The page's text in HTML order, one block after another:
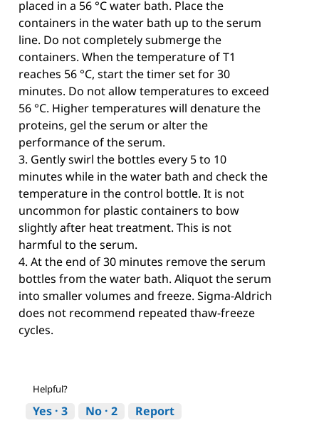
placed in a 56 °C water bath. Place the
containers in the water bath up to the serum
line. Do not completely submerge the
containers. When the temperature of T1
reaches 56 °C, start the timer set for 30
minutes. Do not allow temperatures to exceed
56 °C. Higher temperatures will denature the
proteins, gel the serum or alter the
performance of the serum.
3. Gently swirl the bottles every 5 to 10
minutes while in the water bath and check the
temperature in the control bottle. It is not
uncommon for plastic containers to bow
slightly after heat treatment. This is not
harmful to the serum.
4. At the end of 30 minutes remove the serum
bottles from the water bath. Aliquot the serum
into smaller volumes and freeze. Sigma-Aldrich
does not recommend repeated thaw-freeze
cycles.
Helpful?
Yes · 3 No · 2 Report